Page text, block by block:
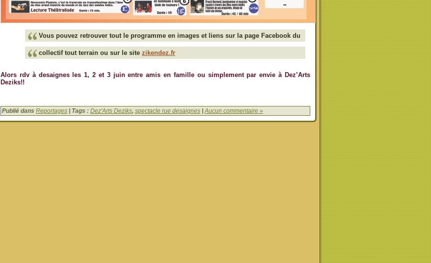
Vous pouvez retrouver tout le programme en images et liens sur la page Facebook du
collectif tout terrain ou sur le site zikendez.fr
Alors rdv à desaignes les 1, 2 et 3 juin entre amis en famille ou simplement par envie à Dez’Arts
Deziks!!
Publié dans Reportages | Tags : Dez'Arts Deziks, spectacle rue desaignes |Aucun commentaire »